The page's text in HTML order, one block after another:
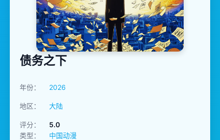
债务之下
年份： 2026
地区： 大陆
评分：
5.0
类型：
中国动漫